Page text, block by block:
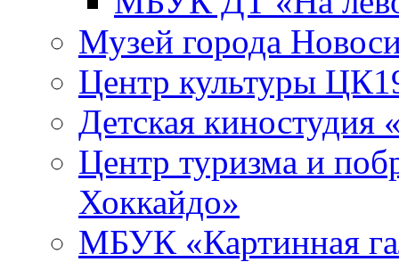
Музей города
Центр культуры
Детская киностудия
Центр туризма и
Хоккайдо»
МБУК «Картинная